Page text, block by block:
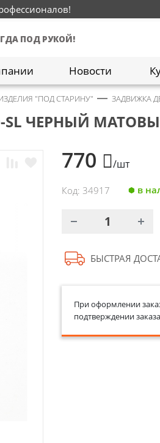
ПОД РУКОЙ!
Новости
"ПОД СТАРИНУ" ЗАДВИЖКА
ЧЕРНЫЙ
770 /шт
Код: 34917 в
БЫСТРАЯ
При оформлении
подтверждении